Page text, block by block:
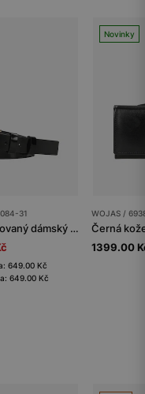
31
Černý lakovaný dámský pásek
649.00 Kč
649.00 Kč
Novinky
WOJAS /
1399.00